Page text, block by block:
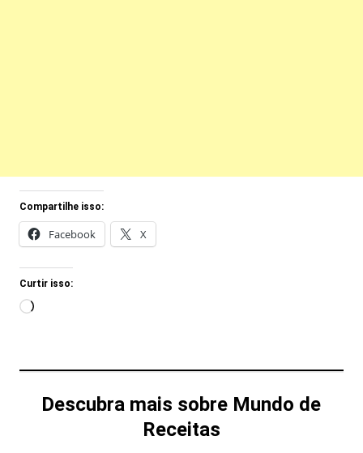
Compartilhe isso:
Facebook X
Curtir isso:
Carregando...
Descubra mais sobre Mundo de
Receitas